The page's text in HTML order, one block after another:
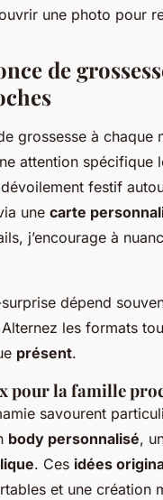
une photo pour
de
attention spécifique
festif
une carte
j’encourage à
dépend
les formats
présent.
pour la famille
savourent
body personnalisé,
. Ces idées
et une création